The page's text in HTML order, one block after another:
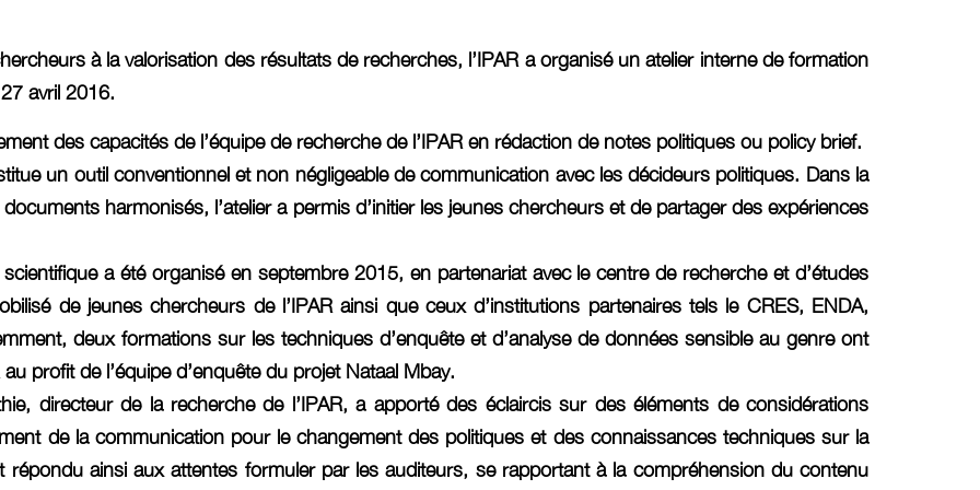
à la valorisation des résultats de recherches, l’IPAR a organisé un atelier interne de formation
avril 2016.
des capacités de l’équipe de recherche de l’IPAR en rédaction de notes politiques ou policy brief.
un outil conventionnel et non négligeable de communication avec les décideurs politiques. Dans la
harmonisés, l’atelier a permis d’initier les jeunes chercheurs et de partager des expériences
a été organisé en septembre 2015, en partenariat avec le centre de recherche et d’études
de jeunes chercheurs de l’IPAR ainsi que ceux d’institutions partenaires tels le CRES, ENDA,
deux formations sur les techniques d’enquête et d’analyse de données sensible au genre ont
profit de l’équipe d’enquête du projet Nataal Mbay.
directeur de la recherche de l’IPAR, a apporté des éclaircis sur des éléments de considérations
de la communication pour le changement des politiques et des connaissances techniques sur la
répondu ainsi aux attentes formuler par les auditeurs, se rapportant à la compréhension du contenu